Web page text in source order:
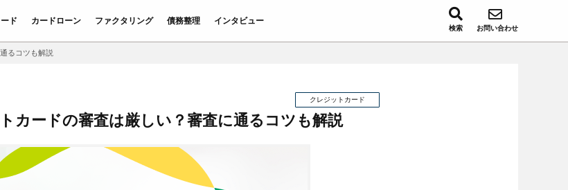
ド カードローン ファクタリング 債務整理 インタビュー
検索 お問い合わせ
るコツも解説
クレジットカード
カードの審査は厳しい？審査に通るコツも解説